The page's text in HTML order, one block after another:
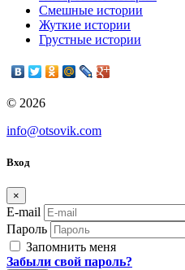
Смешные истории
Жуткие истории
Грустные истории
© 2026
info@otsovik.com
Вход
×
E-mail
Пароль
Запомнить меня
Забыли свой пароль?